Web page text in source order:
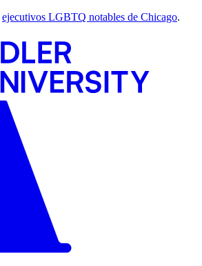
ejecutivos LGBTQ notables de Chicago.